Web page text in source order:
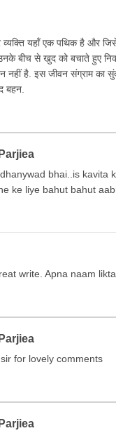
यहाँ एक पथिक है और
बीच से खुद को बचाते हुए
है. इस जीवन संग्राम का
बहन.
bhai..is kavita
ke liye bahut bahut
write. Apna naam
for lovely comments